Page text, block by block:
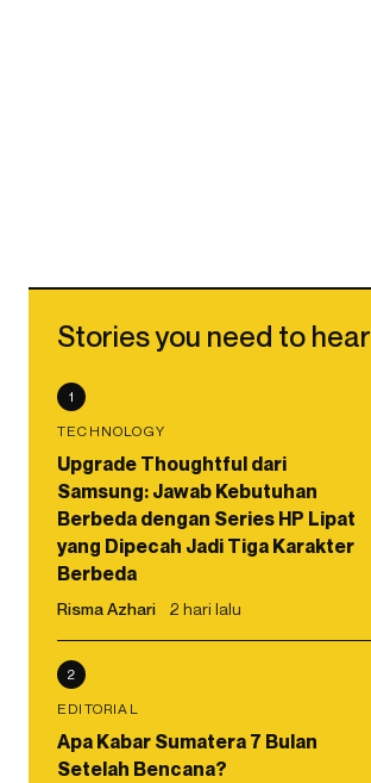
Stories you need to hear
1
TECHNOLOGY
Upgrade Thoughtful dari
Samsung: Jawab Kebutuhan
Berbeda dengan Series HP Lipat
yang Dipecah Jadi Tiga Karakter
Berbeda
Risma Azhari 2 hari lalu
2
EDITORIAL
Apa Kabar Sumatera 7 Bulan
Setelah Bencana?